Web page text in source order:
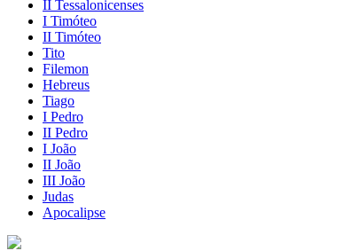
II Tessalonicenses
I Timóteo
II Timóteo
Tito
Filemon
Hebreus
Tiago
I Pedro
II Pedro
I João
II João
III João
Judas
Apocalipse